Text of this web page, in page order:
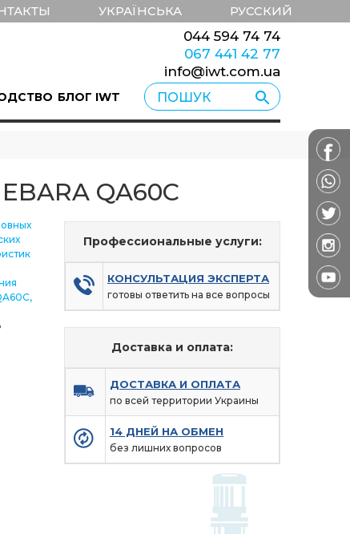
УКРАЇНСЬКА РУССКИЙ
044 594 74 74
067 441 42 77
info@iwt.com.ua
БЛОГ IWT
QA60C
Профессиональные услуги:
КОНСУЛЬТАЦИЯ ЭКСПЕРТА
готовы ответить на все вопросы
Доставка и оплата:
ДОСТАВКА И ОПЛАТА
по всей территории Украины
14 ДНЕЙ НА ОБМЕН
без лишних вопросов